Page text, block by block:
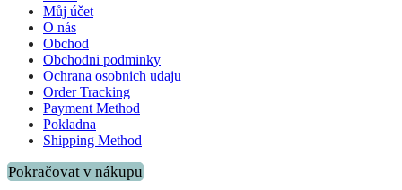
Můj účet
O nás
Obchod
Obchodni podminky
Ochrana osobnich udaju
Order Tracking
Payment Method
Pokladna
Shipping Method
Pokračovat v nákupu